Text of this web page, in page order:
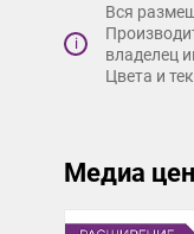
i
Вся
владелец
Цвета и
Медиа